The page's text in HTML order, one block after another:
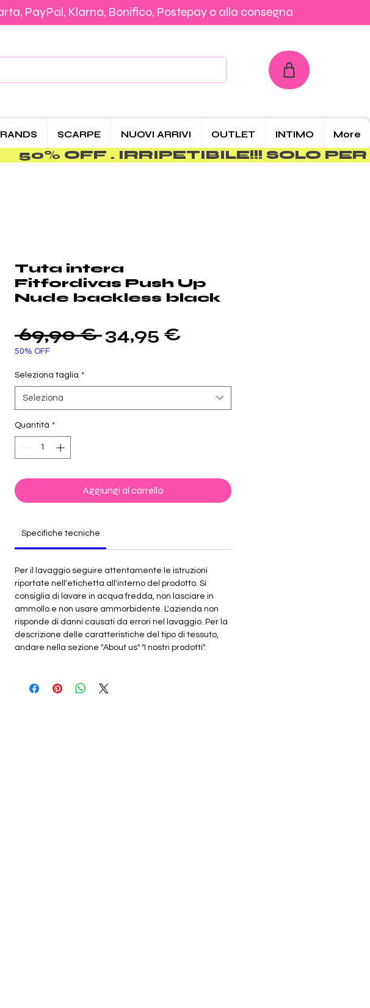
€39,90 | Pagamenti con Carta, PayPal, Klarna, Bonifico, Postepay o alla consegna
PayPal, Klarna, Bonifico, Postepay o alla consegna
SCARPE NUOVI ARRIVI OUTLET INTIMO More
Tuta intera
Fitfordivas Push Up
Nude backless black
69,90 € Prezzo
34,95 €
50% OFF
Seleziona taglia *
Seleziona
Quantità *
Aggiungi al carrello
Specifiche tecniche
Per il lavaggio seguire attentamente le istruzioni
riportate nell'etichetta all'interno del prodotto. Si
consiglia di lavare in acqua fredda, non lasciare in
ammollo e non usare ammorbidente. L'azienda non
risponde di danni causati da errori nel lavaggio. Per la
descrizione delle caratteristiche del tipo di tessuto,
andare nella sezione "About us" "I nostri prodotti".